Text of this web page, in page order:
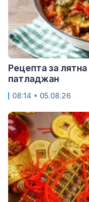
Рецепта за
патладжан
08:14 • 05.08.26